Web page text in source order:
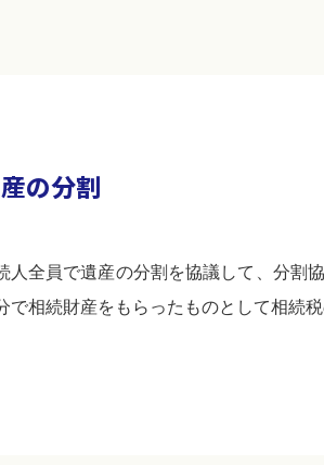
の分割
人全員で遺産の分割を協議して、分割
で相続財産をもらったものとして相続